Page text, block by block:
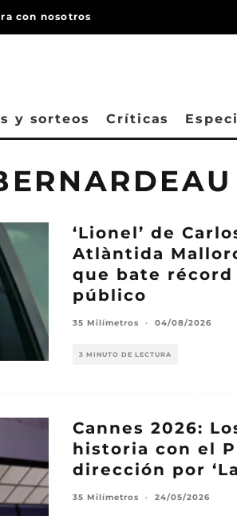
con nosotros
y sorteos Críticas
‘Lionel’ de
Atlàntida
que bate
público
35 Milímetros · 04/08/2026
3 MINUTO DE LECTURA
Cannes 2026:
historia con el
dirección por
35 Milímetros · 24/05/2026